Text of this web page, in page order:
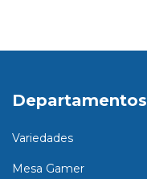
Departamentos
Variedades
Mesa Gamer